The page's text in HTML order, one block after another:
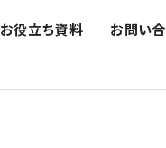
お役立ち資料 お問い